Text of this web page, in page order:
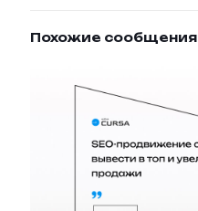
Похожие сообщения